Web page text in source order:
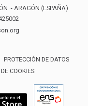
- ARAGÓN (ESPAÑA)
PROTECCIÓN DE DATOS
COOKIES